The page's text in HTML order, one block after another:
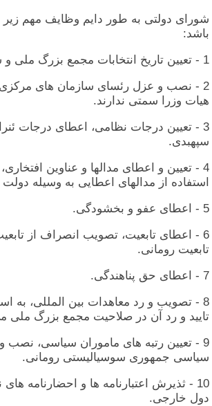
شورای‏ دولتی‏ به‏ طور دایم‏ وظایف‏ مهم‏ زیر
باشد:
1 - تعیین‏ تاریخ‏ انتخابات‏ مجمع بزرگ‏ ملی‏ و شوراهای‏ خلق‏.
2 - نصب‏ و عزل‏ رئسای‏ سازمان‏ های‏ مرکزی‏
هیات‏ وزرا سمتی‏ ندارند.
3 - تعیین‏ درجات‏ نظامی‏، اعطای‏ درجات‏
سپهبدی‏.
4 - تعیین‏ و اعطای‏ مدالها و عناوین‏
استفاده‏ از مدالهای‏ اعطایی‏ به‏ وسیله‏
5 - اعطای‏ عفو و بخشودگی‏.
6 - اعطای‏ تابعیت‏، تصویب‏ انصراف‏ از
تابعیت‏ رومانی‏.
7 - اعطای‏ حق‏ پناهندگی‏.
8 - تصویب‏ و رد معاهدات‏ بین‏ المللی‏، به‏
تایید و رد آن‏ در صلاحیت‏ مجمع بزرگ‏ ملی‏
9 - تعیین‏ رتبه‏ های‏ ماموران‏ سیاسی‏، نصب‏
سیاسی‏ جمهوری‏ سوسیالیستی‏ رومانی‏.
10 - ثذیرش‏ اعتبارنامه‏ ها و احضارنامه‏
دول‏ خارجی‏.